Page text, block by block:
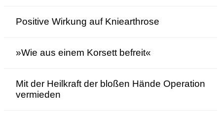
Positive Wirkung auf Kniearthrose
»Wie aus einem Korsett befreit«
Mit der Heilkraft der bloßen Hände Operation
vermieden